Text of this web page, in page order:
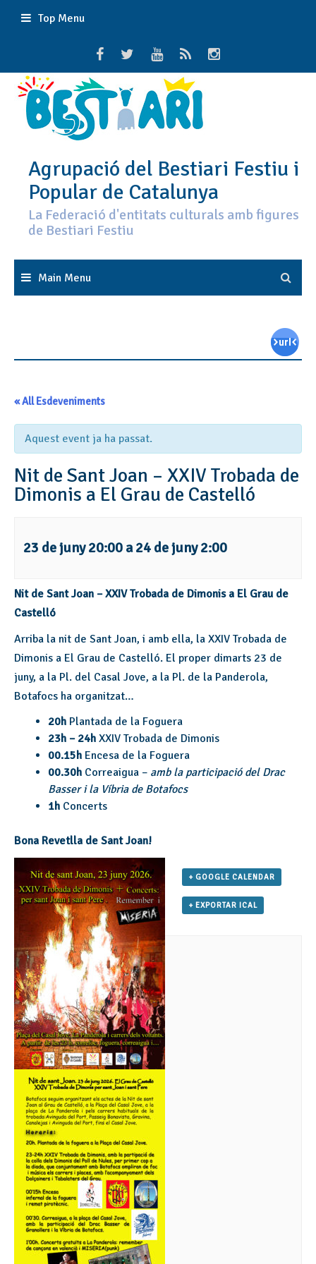
Top Menu
Agrupació del Bestiari Festiu i
Popular de Catalunya
La Federació d'entitats culturals amb figures
de Bestiari Festiu
Main Menu
« All Esdeveniments
Aquest event ja ha passat.
Nit de Sant Joan – XXIV Trobada de
Dimonis a El Grau de Castelló
23 de juny 20:00 a24 de juny 2:00
Nit de Sant Joan – XXIV Trobada de Dimonis a El Grau de
Castelló
Arriba la nit de Sant Joan, i amb ella, la XXIV Trobada de
Dimonis a El Grau de Castelló. El proper dimarts 23 de
juny, a la Pl. del Casal Jove, a la Pl. de la Panderola,
Botafocs ha organitzat…
20h Plantada de la Foguera
23h – 24h XXIV Trobada de Dimonis
00.15h Encesa de la Foguera
00.30h Correaigua – amb la participació del Drac
Basser i la Víbria de Botafocs
1h Concerts
Bona Revetlla de Sant Joan!
+ GOOGLE CALENDAR
+ EXPORTAR ICAL